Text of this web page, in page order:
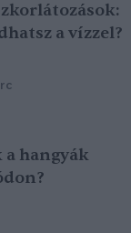
a vízzel?
a hangyák